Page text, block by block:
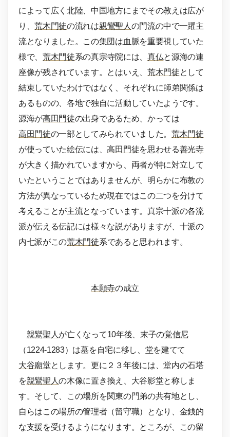
によって広く北陸、中国地方にまでその教えは広が
り、荒木門徒の流れは親鸞聖人 の門流の中で一躍主
流となりました。この集団は血脈を重要視していた
様で、荒木門徒系の真宗寺院には、 真仏と源海の連
座像が残されています。とはいえ、 荒木門徒として
結束していたわけではなく、それぞれに師弟関係は
あるものの、各地で独自に活動していたようです。
源海が高田門徒の出身であるため、かっては
高田門徒の一部としてみられていました。 荒木門徒
が使っていた絵伝には、高田門徒を思わせる善光寺
が大きく描かれていますから、両者が特に対立して
いたということではありませんが、明らかに布教の
方法が異なっているため現在ではこの二つを分けて
考えることが主流となっています。真宗十派の各流
派が伝える伝記には様々な説がありますが、十派の
内七派がこの荒木門徒系であると思われます。
本願寺の成立
親鸞聖人 が亡くなって10年後、末子の覚信尼
（1224-1283）は墓を自宅に移し、堂を建てて
大谷廟堂とします。更に２３年後には、堂内の石塔
を親鸞聖人の木像に置き換え、大谷影堂と称しま
す。そして、この場所を関東の門弟の共有地とし、
自らはこの場所の管理者（留守職）となり、金銭的
な支援を受けるようになります。ところが、この留